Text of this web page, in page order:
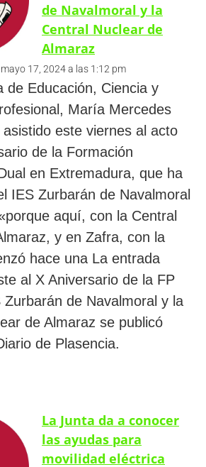
de Navalmoral y la
Central Nuclear de
Almaraz
17, 2024 a las 1:12 pm
de Educación, Ciencia y
María Mercedes
este viernes al acto
de la Formación
en Extremadura, que ha
IES Zurbarán de Navalmoral
aquí, con la Central
y en Zafra, con la
hace una La entrada
al X Aniversario de la FP
Zurbarán de Navalmoral y la
de Almaraz se publicó
de Plasencia.
La Junta da a conocer
las ayudas para
movilidad eléctrica